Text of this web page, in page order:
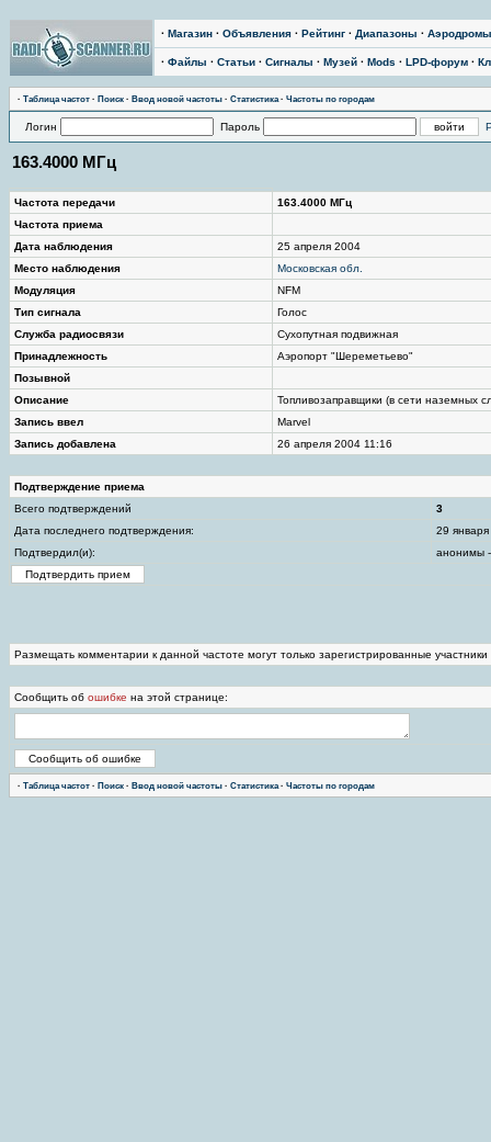
· Магазин · Объявления · Рейтинг · Диапазоны · Аэродромы
· Файлы · Статьи · Сигналы · Музей · Mods · LPD-форум ·
· Таблица частот · Поиск · Ввод новой частоты · Статистика· Частоты по городам
Логин Пароль
163.4000 МГц
Частота передачи
163.4000 МГц
Частота приема
Дата наблюдения
25 апреля 2004
Место наблюдения
Московская обл.
Модуляция
NFM
Тип сигнала
Голос
Служба радиосвязи
Сухопутная подвижная
Принадлежность
Аэропорт "Шереметьево"
Позывной
Описание
Топливозаправщики (в сети наземных
Запись ввел
Marvel
Запись добавлена
26 апреля 2004 11:16
Подтверждение приема
Всего подтверждений
3
Дата последнего подтверждения:
29
Подтвердил(и):
анонимы
Размещать комментарии к данной частоте могут только зарегистрированные
Сообщить об ошибке на этой странице:
· Таблица частот · Поиск · Ввод новой частоты · Статистика· Частоты по городам